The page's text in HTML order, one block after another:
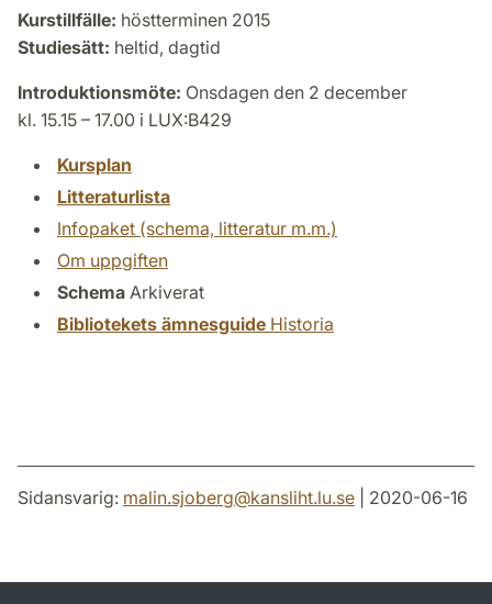
Kurstillfälle: höstterminen 2015
Studiesätt: heltid, dagtid
Introduktionsmöte: Onsdagen den 2 december
kl. 15.15 – 17.00 i LUX:B429
Kursplan
Litteraturlista
Infopaket (schema, litteratur m.m.)
Om uppgiften
Schema Arkiverat
Bibliotekets ämnesguide Historia
Sidansvarig: malin.sjoberg@kansliht.lu.se | 2020-06-16